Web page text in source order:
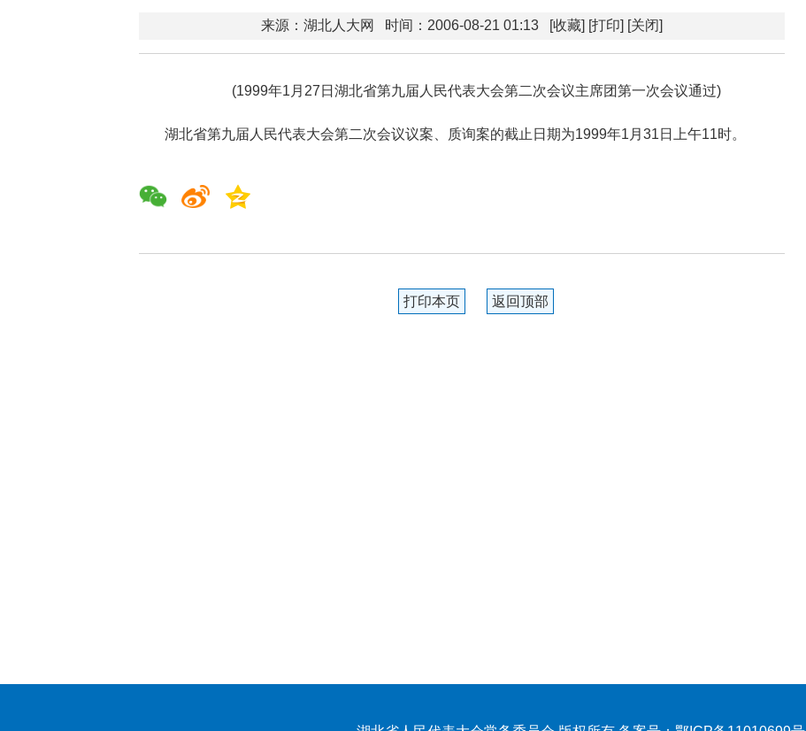
来源：湖北人大网 时间：2006-08-21 01:13 [收藏] [打印] [关闭]
(1999年1月27日湖北省第九届人民代表大会第二次会议主席团第一次会议通过)
湖北省第九届人民代表大会第二次会议议案、质询案的截止日期为1999年1月31日上午11时。
打印本页 返回顶部